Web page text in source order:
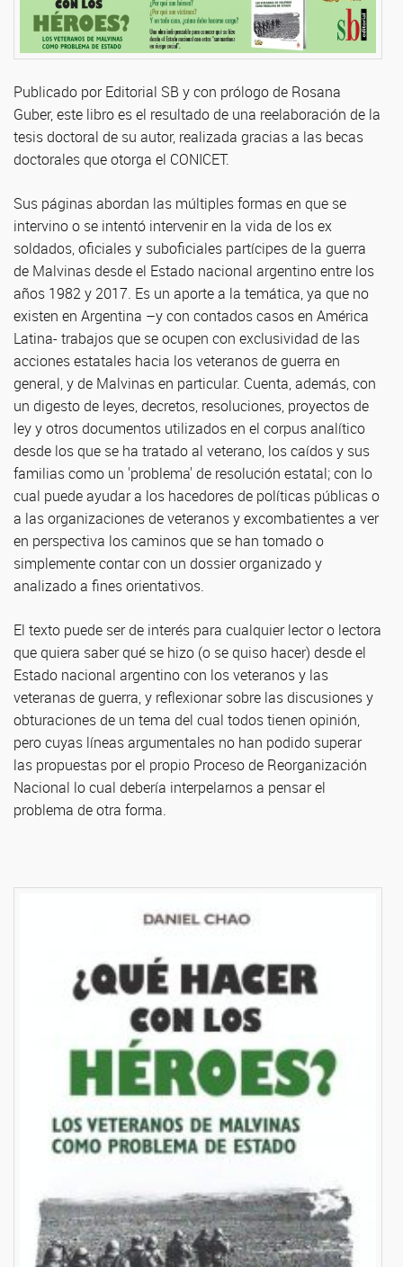
Publicado por Editorial SB y con prólogo de Rosana
Guber, este libro es el resultado de una reelaboración de la
tesis doctoral de su autor, realizada gracias a las becas
doctorales que otorga el CONICET.
Sus páginas abordan las múltiples formas en que se
intervino o se intentó intervenir en la vida de los ex
soldados, oficiales y suboficiales partícipes de la guerra
de Malvinas desde el Estado nacional argentino entre los
años 1982 y 2017. Es un aporte a la temática, ya que no
existen en Argentina –y con contados casos en América
Latina- trabajos que se ocupen con exclusividad de las
acciones estatales hacia los veteranos de guerra en
general, y de Malvinas en particular. Cuenta, además, con
un digesto de leyes, decretos, resoluciones, proyectos de
ley y otros documentos utilizados en el corpus analítico
desde los que se ha tratado al veterano, los caídos y sus
familias como un 'problema' de resolución estatal; con lo
cual puede ayudar a los hacedores de políticas públicas o
a las organizaciones de veteranos y excombatientes a ver
en perspectiva los caminos que se han tomado o
simplemente contar con un dossier organizado y
analizado a fines orientativos.
El texto puede ser de interés para cualquier lector o lectora
que quiera saber qué se hizo (o se quiso hacer) desde el
Estado nacional argentino con los veteranos y las
veteranas de guerra, y reflexionar sobre las discusiones y
obturaciones de un tema del cual todos tienen opinión,
pero cuyas líneas argumentales no han podido superar
las propuestas por el propio Proceso de Reorganización
Nacional lo cual debería interpelarnos a pensar el
problema de otra forma.